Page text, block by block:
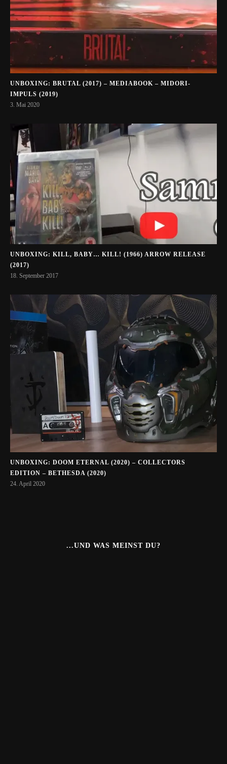
UNBOXING: BRUTAL (2017) – MEDIABOOK – MIDORI-
IMPULS (2019)
3. Mai 2020
UNBOXING: KILL, BABY… KILL! (1966) ARROW RELEASE
(2017)
18. September 2017
UNBOXING: DOOM ETERNAL (2020) – COLLECTORS
EDITION – BETHESDA (2020)
24. April 2020
...UND WAS MEINST DU?